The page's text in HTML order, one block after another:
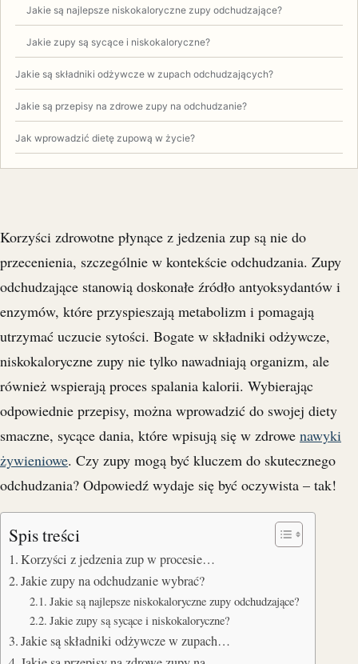
Jakie są najlepsze niskokaloryczne zupy odchudzające?
Jakie zupy są sycące i niskokaloryczne?
Jakie są składniki odżywcze w zupach odchudzających?
Jakie są przepisy na zdrowe zupy na odchudzanie?
Jak wprowadzić dietę zupową w życie?
Korzyści zdrowotne płynące z jedzenia zup są nie do
przecenienia, szczególnie w kontekście odchudzania. Zupy
odchudzające stanowią doskonałe źródło antyoksydantów i
enzymów, które przyspieszają metabolizm i pomagają
utrzymać uczucie sytości. Bogate w składniki odżywcze,
niskokaloryczne zupy nie tylko nawadniają organizm, ale
również wspierają proces spalania kalorii. Wybierając
odpowiednie przepisy, można wprowadzić do swojej diety
smaczne, sycące dania, które wpisują się w zdrowe nawyki
żywieniowe. Czy zupy mogą być kluczem do skutecznego
odchudzania? Odpowiedź wydaje się być oczywista – tak!
Spis treści
Korzyści z jedzenia zup w procesie…
Jakie zupy na odchudzanie wybrać?
Jakie są najlepsze niskokaloryczne zupy odchudzające?
Jakie zupy są sycące i niskokaloryczne?
Jakie są składniki odżywcze w zupach…